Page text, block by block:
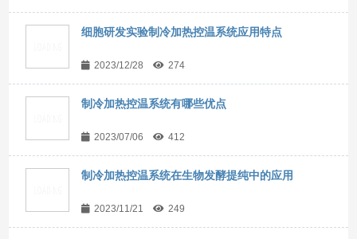
细胞研发实验制冷加热控温系统应用特点
2023/12/28 274
制冷加热控温系统有哪些优点
2023/07/06 412
制冷加热控温系统在生物发酵提纯中的应用
2023/11/21 249